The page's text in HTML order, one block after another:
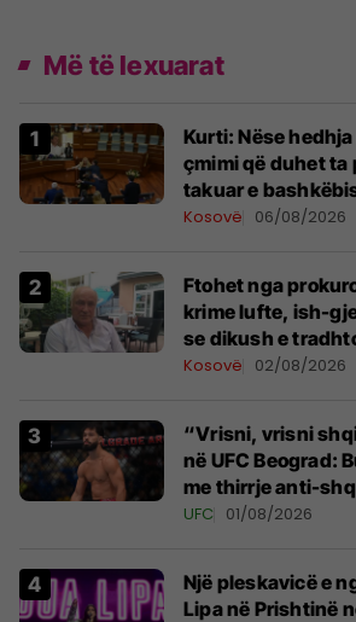
Më të lexuarat
Kurti: Nëse
çmimi që duhet ta
takuar e
lumtur ta bëj këtë
Kosovë 06/08/2026
Ftohet nga
krime lufte, ish-
se dikush e
Kosovë 02/08/2026
“Vrisni, vrisni
në UFC Beograd:
me thirrje anti-
tribunat
UFC 01/08/2026
Një pleskavicë e
Lipa në Prishtinë